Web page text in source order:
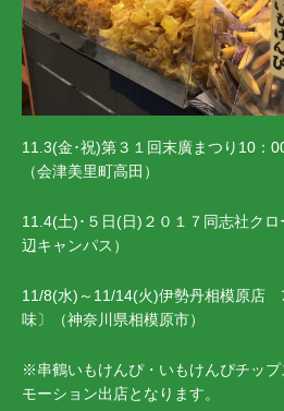
11.3(金･祝)第３１回末廣まつり10：
（会津美里町高田）
11.4(土)･５日(日)２０１７同志社ク
辺キャンパス）
11/8(水)～11/14(火)伊勢丹相模原店
味〕（神奈川県相模原市）
※串鶴いもけんぴ・いもけんぴチッ
モーション出店となります。